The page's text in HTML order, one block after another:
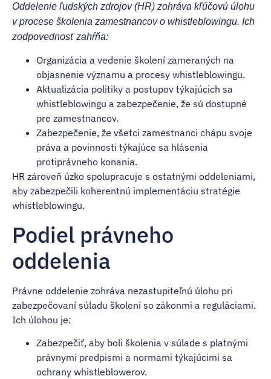
Oddelenie ľudských zdrojov (HR) zohráva kľúčovú úlohu
v procese školenia zamestnancov o whistleblowingu. Ich
zodpovednosť zahŕňa:
Organizácia a vedenie školení zameraných na
objasnenie významu a procesy whistleblowingu.
Aktualizácia politiky a postupov týkajúcich sa
whistleblowingu a zabezpečenie, že sú dostupné
pre zamestnancov.
Zabezpečenie, že všetci zamestnanci chápu svoje
práva a povinnosti týkajúce sa hlásenia
protiprávneho konania.
HR zároveň úzko spolupracuje s ostatnými oddeleniami,
aby zabezpečili koherentnú implementáciu stratégie
whistleblowingu.
Podiel právneho
oddelenia
Právne oddelenie zohráva nezastupiteľnú úlohu pri
zabezpečovaní súladu školení so zákonmi a reguláciami.
Ich úlohou je:
Zabezpečiť, aby boli školenia v súlade s platnými
právnymi predpismi a normami týkajúcimi sa
ochrany whistleblowerov.